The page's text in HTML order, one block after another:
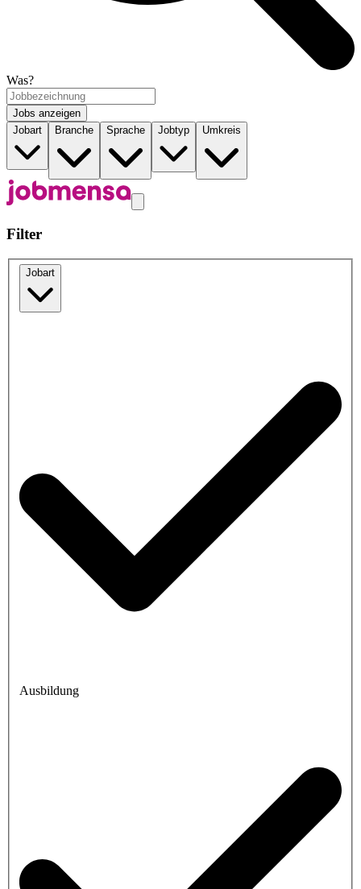
Was?
Jobs anzeigen
Jobart
Branche Sprache Jobtyp Umkreis
Filter
Jobart
Ausbildung